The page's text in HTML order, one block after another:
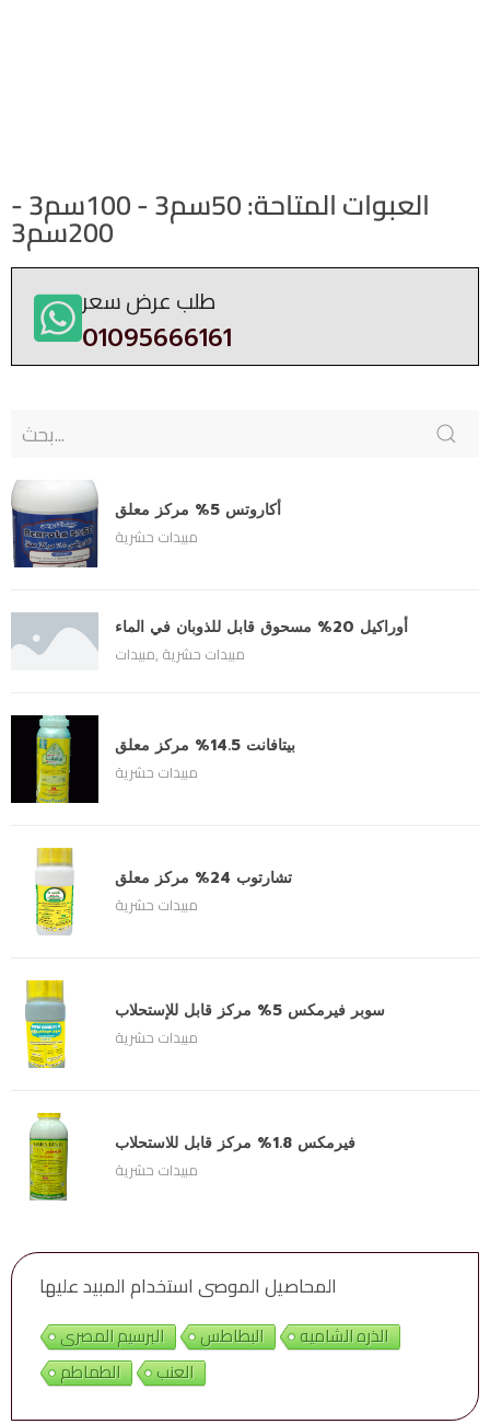
العبوات المتاحة: 50سم3 - 100سم3 -
200سم3
طلب عرض سعر
01095666161
أكاروتس 5% مركز معلق
مبيدات حشرية
أوراكيل 20% مسحوق قابل للذوبان في الماء
مبيدات, مبيدات حشرية
بيتافانت 14.5% مركز معلق
مبيدات حشرية
تشارتوب 24% مركز معلق
مبيدات حشرية
سوبر فيرمكس 5% مركز قابل للإستحلاب
مبيدات حشرية
فيرمكس 1.8% مركز قابل للاستحلاب
مبيدات حشرية
المحاصيل الموصى استخدام المبيد عليها
البرسيم المصرى البطاطس
الذره الشاميه
الطماطم
العنب